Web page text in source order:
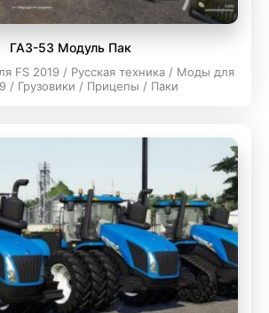
ГАЗ-53 Модуль Пак
FS 2019 / Русская техника / Моды для
/ Грузовики / Прицепы / Паки